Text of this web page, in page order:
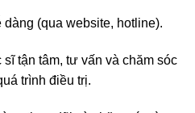
(qua website, hotline).
tận tâm, tư vấn và chăm sóc
trình điều trị.